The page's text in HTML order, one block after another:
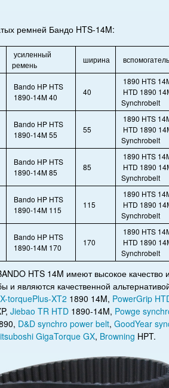
ремней Бандо HTS-14M:
усиленный
ремень
ширина
Bando HP HTS
1890-14M 40
40
1890 HTS
HTD 1890
Synchrobelt
Bando HP HTS
1890-14M 55
55
1890 HTS
HTD 1890
Synchrobelt
Bando HP HTS
1890-14M 85
85
1890 HTS
HTD 1890
Synchrobelt
Bando HP HTS
1890-14M 115
115
1890 HTS
HTD 1890
Synchrobelt
Bando HP HTS
1890-14M 170
170
1890 HTS
HTD 1890
Synchrobelt
HTS 14M имеют высокое качество
и являются качественной
torquePlus-XT2 1890 14M, PowerGrip
Jiebao TR HTD 1890-14M, Powge
D&D synchro power belt, GoodYear
GigaTorque GX, Browning HPT.